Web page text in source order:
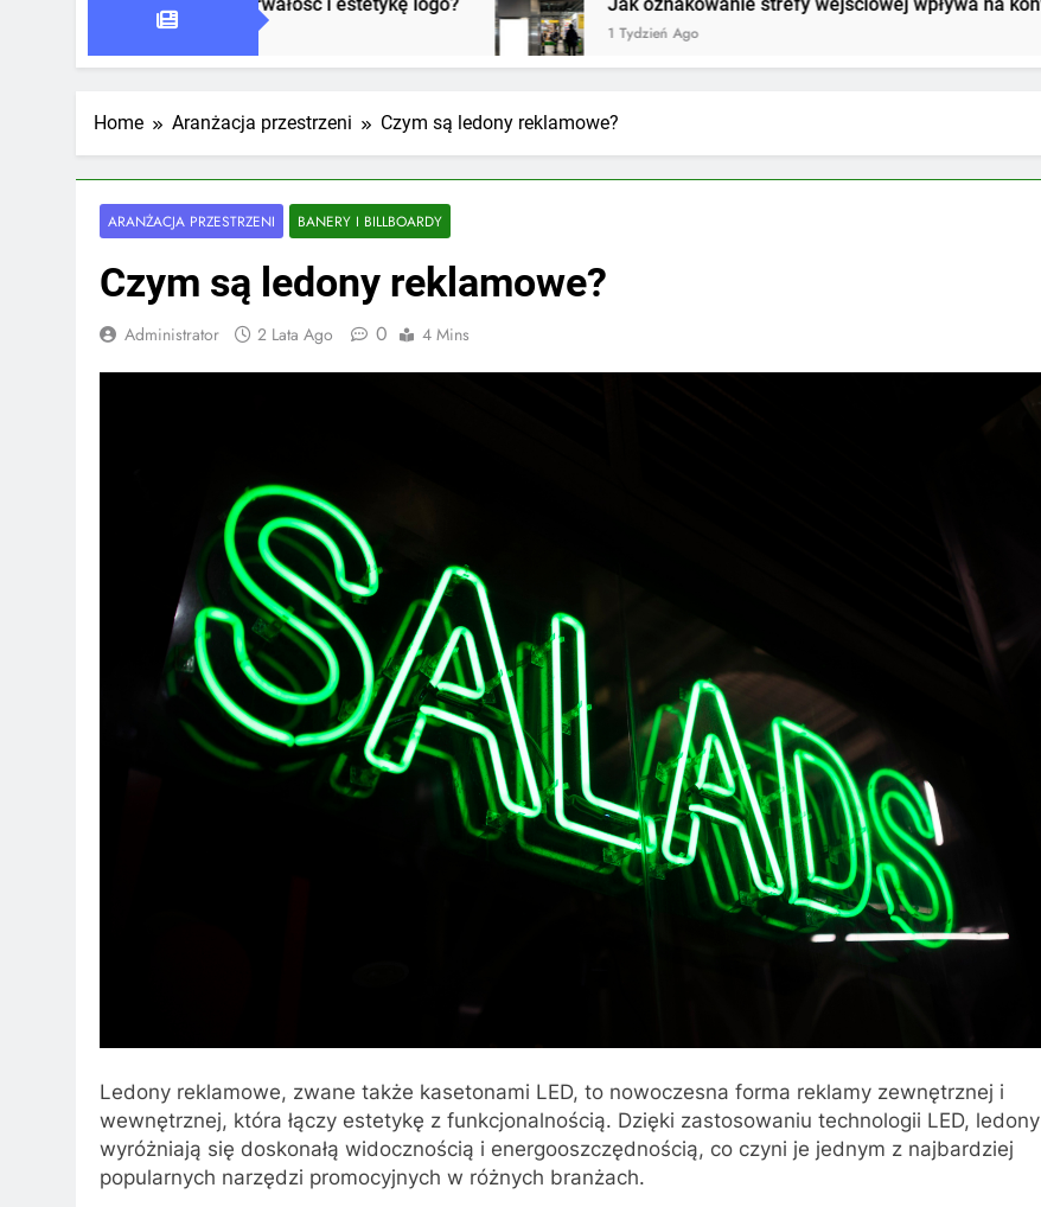
1 Tydzień Ago
Home Aranżacja przestrzeni Czym są ledony reklamowe?
ARANŻACJA PRZESTRZENI BANERY I BILLBOARDY
Czym są ledony reklamowe?
Administrator 2 Lata Ago 0 4 Mins
Ledony reklamowe, zwane także kasetonami LED, to nowoczesna forma reklamy zewnętrznej i
wewnętrznej, która łączy estetykę z funkcjonalnością. Dzięki zastosowaniu technologii LED, ledony
wyróżniają się doskonałą widocznością i energooszczędnością, co czyni je jednym z najbardziej
popularnych narzędzi promocyjnych w różnych branżach.